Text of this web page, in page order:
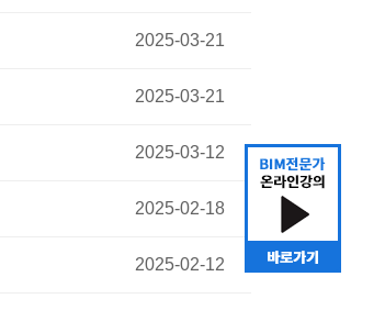
2025-03-21
2025-03-21
2025-03-12
2025-02-18
2025-02-12